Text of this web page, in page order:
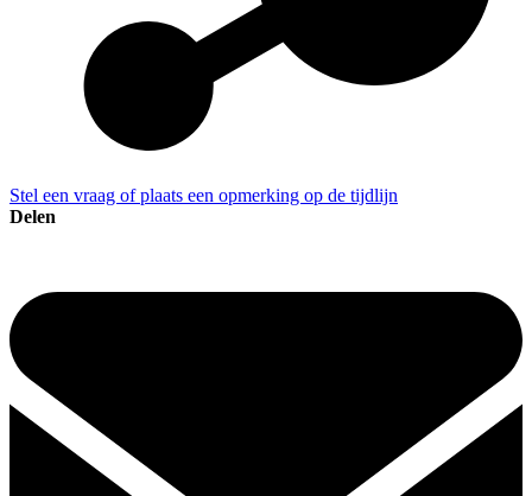
Stel een vraag of plaats een opmerking op de tijdlijn
Delen